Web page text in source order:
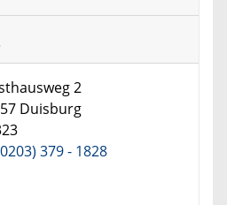
2
Duisburg
379 - 1828